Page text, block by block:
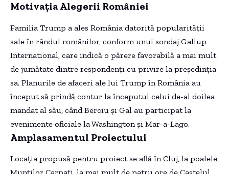
Motivația Alegerii României
Familia Trump a ales România datorită popularității
sale în rândul românilor, conform unui sondaj Gallup
International, care indică o părere favorabilă a mai mult
de jumătate dintre respondenți cu privire la președinția
sa. Planurile de afaceri ale lui Trump în România au
început să prindă contur la începutul celui de-al doilea
mandat al său, când Berciu și Gal au participat la
evenimente oficiale la Washington și Mar-a-Lago.
Amplasamentul Proiectului
Locația propusă pentru proiect se află în Cluj, la poalele